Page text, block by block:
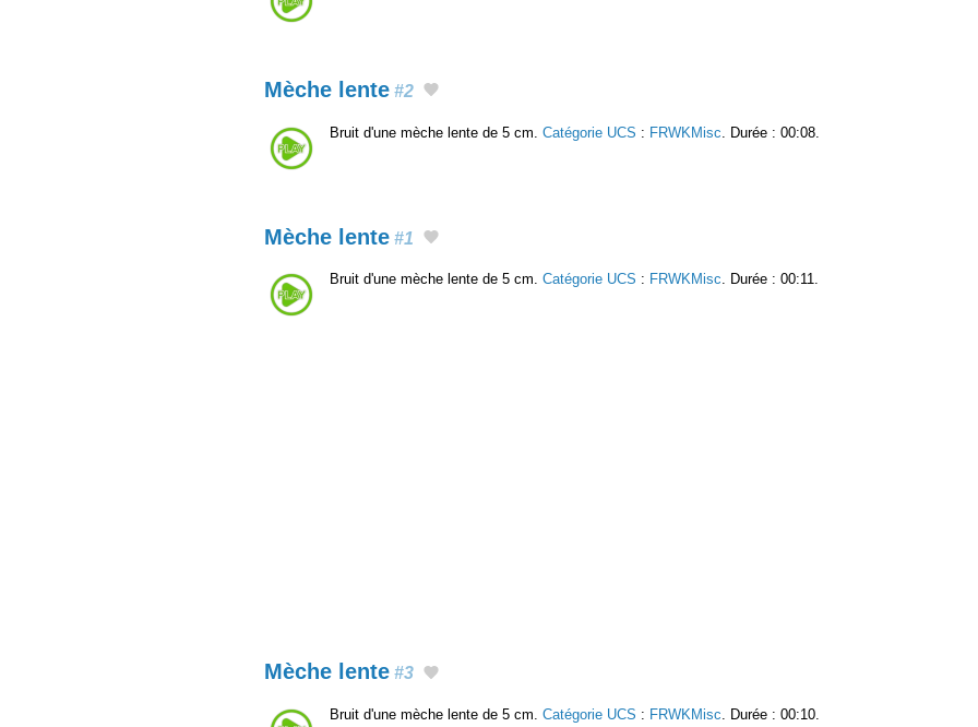
Mèche lente #2
Bruit d'une mèche lente de 5 cm. Catégorie UCS : FRWKMisc . Durée : 00:08.
Mèche lente #1
Bruit d'une mèche lente de 5 cm. Catégorie UCS : FRWKMisc. Durée : 00:11.
Mèche lente #3
Bruit d'une mèche lente de 5 cm. Catégorie UCS : FRWKMisc. Durée : 00:10.